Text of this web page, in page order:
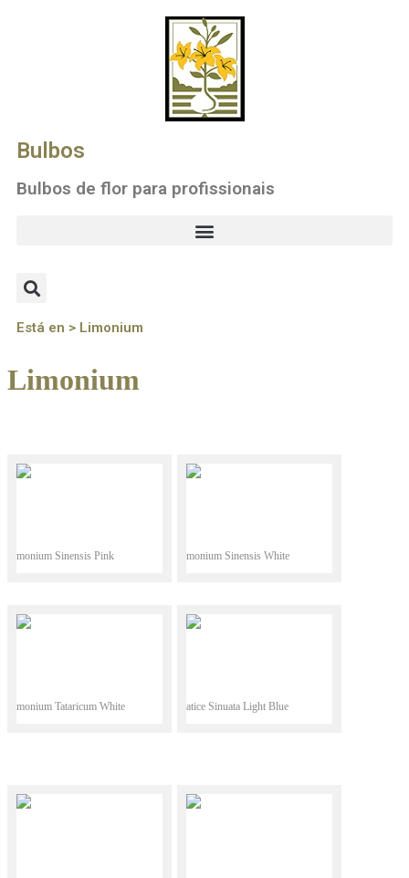
Bulbos
Bulbos de flor para profissionais
Está en > Limonium
Limonium
Limonium Sinensis Pink Limonium Sinensis White
Limonium Tataricum White Statice Sinuata Light Blue